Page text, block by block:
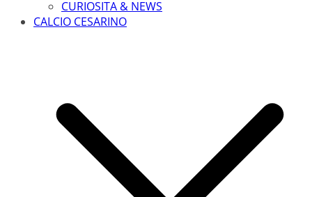
CURIOSITA & NEWS
CALCIO CESARINO